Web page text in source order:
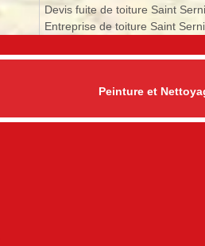
Devis fuite de toiture Saint
Entreprise de toiture Saint
Peinture et